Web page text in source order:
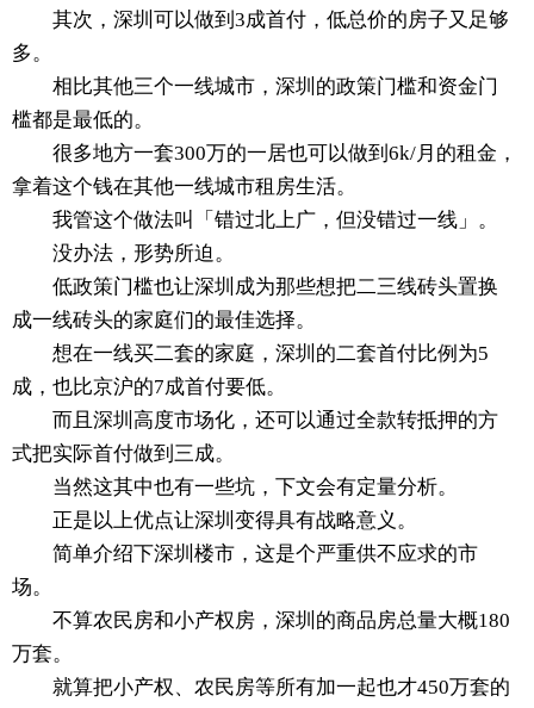
其次，深圳可以做到3成首付，低总价的房子又足够
多。
相比其他三个一线城市，深圳的政策门槛和资金门
槛都是最低的。
很多地方一套300万的一居也可以做到6k/月的租金，
拿着这个钱在其他一线城市租房生活。
我管这个做法叫「错过北上广，但没错过一线」。
没办法，形势所迫。
低政策门槛也让深圳成为那些想把二三线砖头置换
成一线砖头的家庭们的最佳选择。
想在一线买二套的家庭，深圳的二套首付比例为5
成，也比京沪的7成首付要低。
而且深圳高度市场化，还可以通过全款转抵押的方
式把实际首付做到三成。
当然这其中也有一些坑，下文会有定量分析。
正是以上优点让深圳变得具有战略意义。
简单介绍下深圳楼市，这是个严重供不应求的市
场。
不算农民房和小产权房，深圳的商品房总量大概180
万套。
就算把小产权、农民房等所有加一起也才450万套的